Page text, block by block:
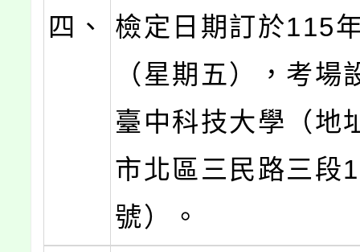
四、
檢定日期訂於115
（星期五），考場
臺中科技大學（地
市北區三民路三段
號）。